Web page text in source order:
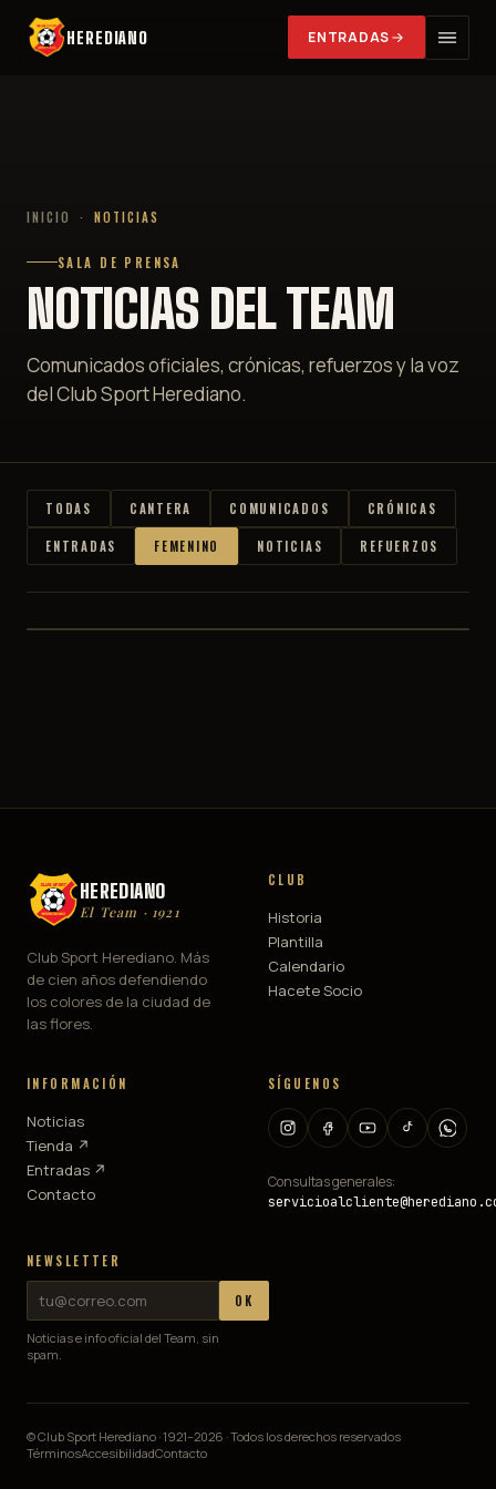
HEREDIANO ENTRADAS
INICIO · NOTICIAS
SALA DE PRENSA
NOTICIAS DEL TEAM
Comunicados oficiales, crónicas, refuerzos y la voz
del Club Sport Herediano.
TODAS CANTERA COMUNICADOS CRÓNICAS
ENTRADAS FEMENINO NOTICIAS REFUERZOS
FEMENINO
VISORÍAS HEREDIANO FÚTBOL
FEMENINO
hace 7 mes· Prensa CSH
HEREDIANO
El Team · 1921
Club Sport Herediano. Más
de cien años defendiendo
los colores de la ciudad de
las flores.
CLUB
Historia
Plantilla
Calendario
Hacete Socio
INFORMACIÓN
Noticias
Tienda ↗
Entradas ↗
Contacto
SÍGUENOS
Consultas generales:
NEWSLETTER
OK
Noticias e info oficial del Team, sin
spam.
© Club Sport Herediano · 1921–2026 · Todos los derechos reservados
TérminosAccesibilidadContacto